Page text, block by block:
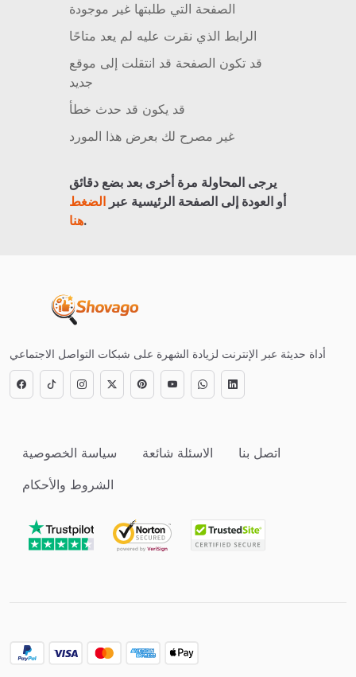
الصفحة التي طلبتها غير موجودة
الرابط الذي نقرت عليه لم يعد متاحًا
قد تكون الصفحة قد انتقلت إلى موقع
جديد
قد يكون قد حدث خطأ
غير مصرح لك بعرض هذا المورد
يرجى المحاولة مرة أخرى بعد بضع دقائق
أو العودة إلى الصفحة الرئيسية عبرالضغط
هنا.
أداة حديثة عبر الإنترنت لزيادة الشهرة على شبكات التواصل الاجتماعي
سياسة الخصوصية الاسئلة شائعة
اتصل بنا
الشروط والأحكام